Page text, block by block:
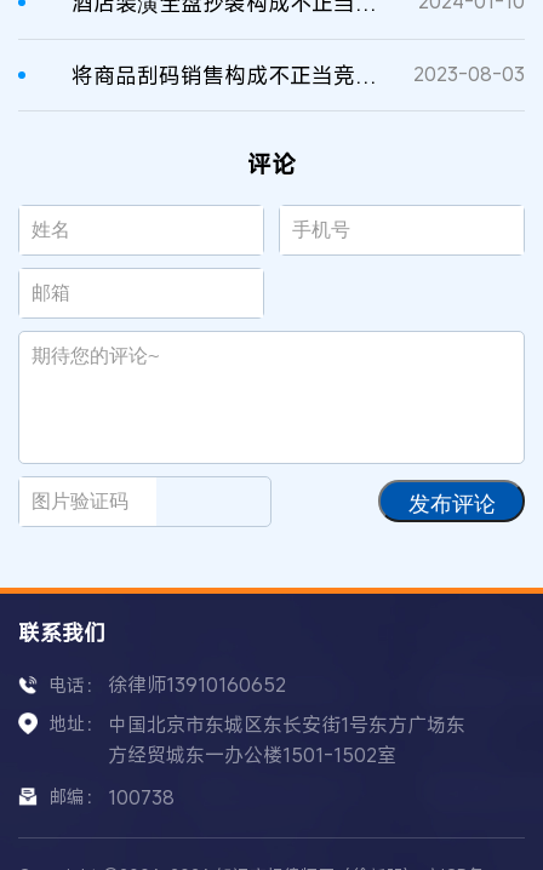
将商品刮码销售构成不正当竞争案 2023-08-03
评论
发布评论
联系我们
电话： 徐律师13910160652
地址：
中国北京市东城区东长安街1号东方广场东
方经贸城东一办公楼1501-1502室
邮编： 100738